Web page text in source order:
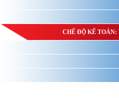
CHẾ ĐỘ KẾ TOÁN: